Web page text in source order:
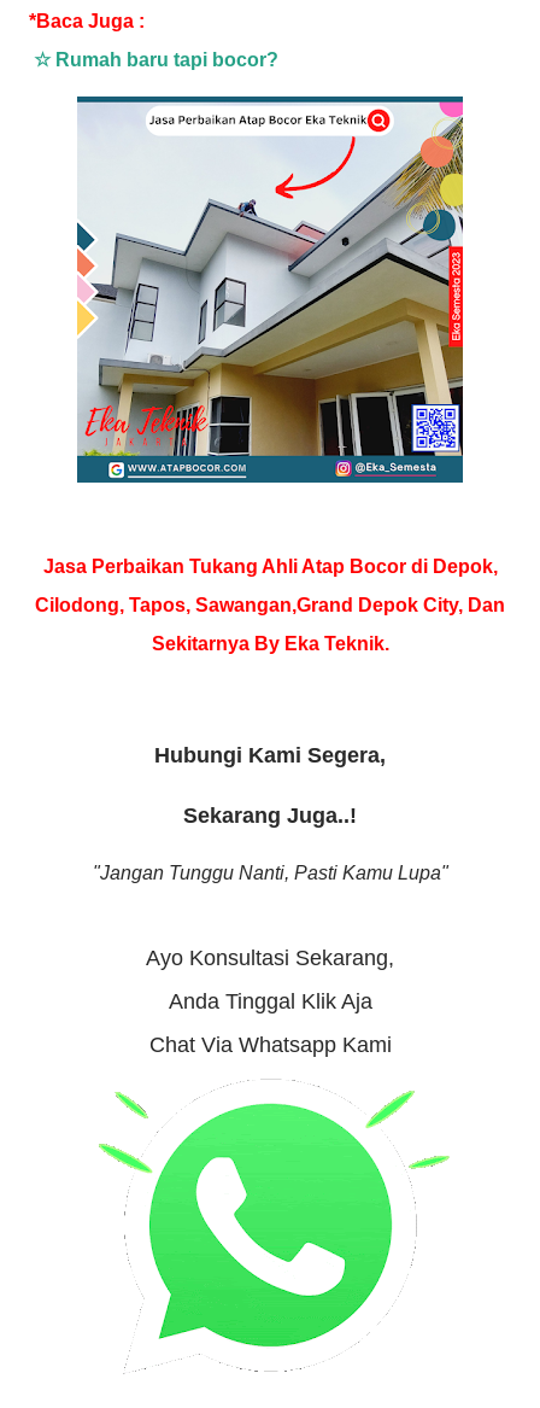
*Baca Juga :
☆ Rumah baru tapi bocor?
Jasa Perbaikan Tukang Ahli Atap Bocor di Depok,
Cilodong, Tapos, Sawangan,Grand Depok City, Dan
Sekitarnya By Eka Teknik.
Hubungi Kami Segera,
Sekarang Juga..!
"Jangan Tunggu Nanti, Pasti Kamu Lupa"
Ayo Konsultasi Sekarang,
Anda Tinggal Klik Aja
Chat Via Whatsapp Kami